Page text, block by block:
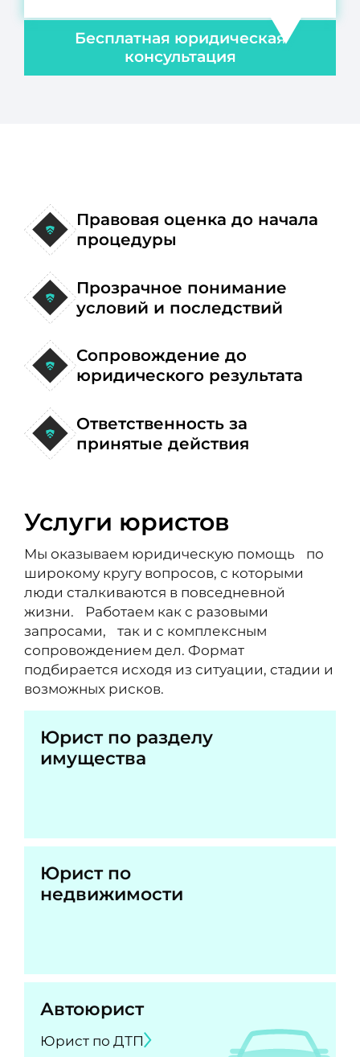
Бесплатная юридическая
консультация
Правовая оценка до начала
процедуры
Прозрачное понимание
условий и последствий
Сопровождение до
юридического результата
Ответственность за
принятые действия
Услуги юристов
Мы оказываем юридическую помощь по
широкому кругу вопросов, с которыми
люди сталкиваются в повседневной
жизни. Работаем как с разовыми
запросами, так и с комплексным
сопровождением дел. Формат
подбирается исходя из ситуации, стадии и
возможных рисков.
Юрист по разделу
имущества
Юрист по
недвижимости
Автоюрист
Юрист по ДТП